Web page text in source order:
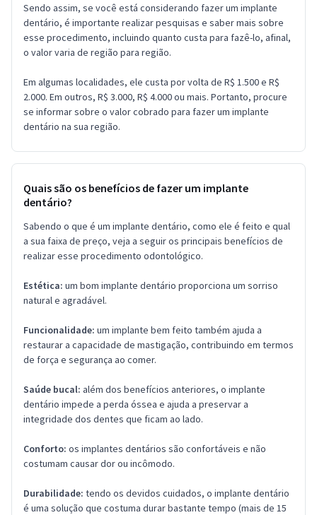
Sendo assim, se você está considerando fazer um implante
dentário, é importante realizar pesquisas e saber mais sobre
esse procedimento, incluindo quanto custa para fazê-lo, afinal,
o valor varia de região para região.
Em algumas localidades, ele custa por volta de R$ 1.500 e R$
2.000. Em outros, R$ 3.000, R$ 4.000 ou mais. Portanto, procure
se informar sobre o valor cobrado para fazer um implante
dentário na sua região.
Quais são os benefícios de fazer um implante
dentário?
Sabendo o que é um implante dentário, como ele é feito e qual
a sua faixa de preço, veja a seguir os principais benefícios de
realizar esse procedimento odontológico.
Estética: um bom implante dentário proporciona um sorriso
natural e agradável.
Funcionalidade: um implante bem feito também ajuda a
restaurar a capacidade de mastigação, contribuindo em termos
de força e segurança ao comer.
Saúde bucal: além dos benefícios anteriores, o implante
dentário impede a perda óssea e ajuda a preservar a
integridade dos dentes que ficam ao lado.
Conforto: os implantes dentários são confortáveis e não
costumam causar dor ou incômodo.
Durabilidade: tendo os devidos cuidados, o implante dentário
é uma solução que costuma durar bastante tempo (mais de 15